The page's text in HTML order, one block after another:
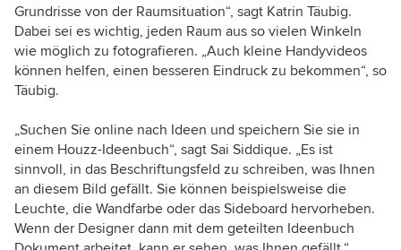
Grundrisse von der Raumsituation“, sagt Katrin Täubig.
Dabei sei es wichtig, jeden Raum aus so vielen Winkeln
wie möglich zu fotografieren. „Auch kleine Handyvideos
können helfen, einen besseren Eindruck zu bekommen“, so
Täubig.
„Suchen Sie online nach Ideen und speichern Sie sie in
einem Houzz-Ideenbuch“, sagt Sai Siddique. „Es ist
sinnvoll, in das Beschriftungsfeld zu schreiben, was Ihnen
an diesem Bild gefällt. Sie können beispielsweise die
Leuchte, die Wandfarbe oder das Sideboard hervorheben.
Wenn der Designer dann mit dem geteilten Ideenbuch